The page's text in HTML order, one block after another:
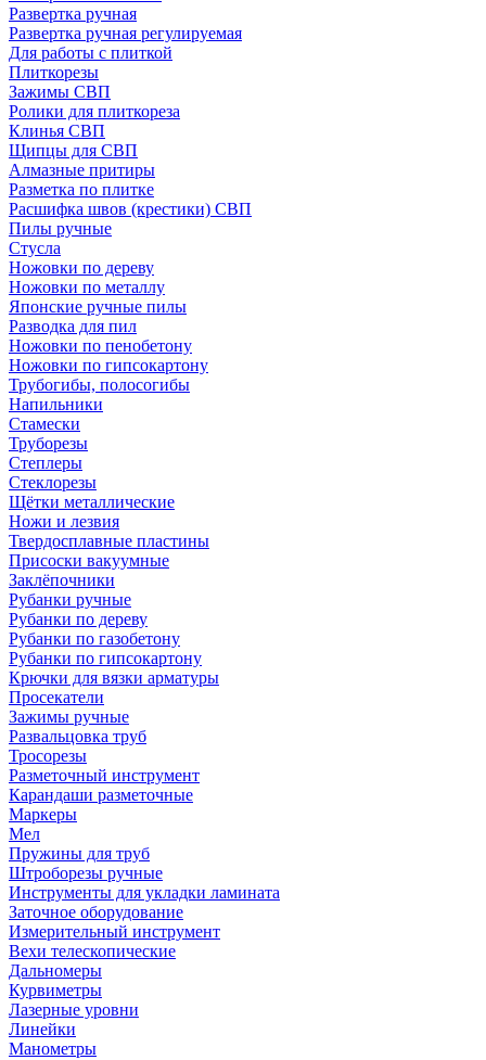
Развертка ручная
Развертка ручная регулируемая
Для работы с плиткой
Плиткорезы
Зажимы СВП
Ролики для плиткореза
Клинья СВП
Щипцы для СВП
Алмазные притиры
Разметка по плитке
Расшифка швов (крестики) СВП
Пилы ручные
Стусла
Ножовки по дереву
Ножовки по металлу
Японские ручные пилы
Разводка для пил
Ножовки по пенобетону
Ножовки по гипсокартону
Трубогибы, полосогибы
Напильники
Стамески
Труборезы
Степлеры
Стеклорезы
Щётки металлические
Ножи и лезвия
Твердосплавные пластины
Присоски вакуумные
Заклёпочники
Рубанки ручные
Рубанки по дереву
Рубанки по газобетону
Рубанки по гипсокартону
Крючки для вязки арматуры
Просекатели
Зажимы ручные
Развальцовка труб
Тросорезы
Разметочный инструмент
Карандаши разметочные
Маркеры
Мел
Пружины для труб
Штроборезы ручные
Инструменты для укладки ламината
Заточное оборудование
Измерительный инструмент
Вехи телескопические
Дальномеры
Курвиметры
Лазерные уровни
Линейки
Манометры